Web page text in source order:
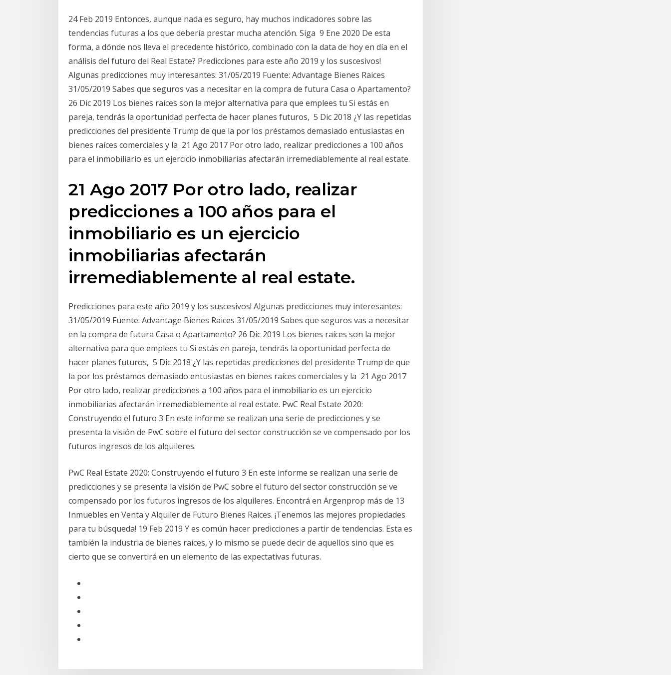
24 Feb 2019 Entonces, aunque nada es seguro, hay muchos indicadores sobre las
tendencias futuras a los que debería prestar mucha atención. Siga 9 Ene 2020 De esta
forma, a dónde nos lleva el precedente histórico, combinado con la data de hoy en día en el
análisis del futuro del Real Estate? Predicciones para este año 2019 y los suscesivos!
Algunas predicciones muy interesantes: 31/05/2019 Fuente: Advantage Bienes Raices
31/05/2019 Sabes que seguros vas a necesitar en la compra de futura Casa o Apartamento?
26 Dic 2019 Los bienes raíces son la mejor alternativa para que emplees tu Si estás en
pareja, tendrás la oportunidad perfecta de hacer planes futuros, 5 Dic 2018 ¿Y las repetidas
predicciones del presidente Trump de que la por los préstamos demasiado entusiastas en
bienes raíces comerciales y la 21 Ago 2017 Por otro lado, realizar predicciones a 100 años
para el inmobiliario es un ejercicio inmobiliarias afectarán irremediablemente al real estate.
21 Ago 2017 Por otro lado, realizar
predicciones a 100 años para el
inmobiliario es un ejercicio
inmobiliarias afectarán
irremediablemente al real estate.
Predicciones para este año 2019 y los suscesivos! Algunas predicciones muy interesantes:
31/05/2019 Fuente: Advantage Bienes Raices 31/05/2019 Sabes que seguros vas a necesitar
en la compra de futura Casa o Apartamento? 26 Dic 2019 Los bienes raíces son la mejor
alternativa para que emplees tu Si estás en pareja, tendrás la oportunidad perfecta de
hacer planes futuros, 5 Dic 2018 ¿Y las repetidas predicciones del presidente Trump de que
la por los préstamos demasiado entusiastas en bienes raíces comerciales y la 21 Ago 2017
Por otro lado, realizar predicciones a 100 años para el inmobiliario es un ejercicio
inmobiliarias afectarán irremediablemente al real estate. PwC Real Estate 2020:
Construyendo el futuro 3 En este informe se realizan una serie de predicciones y se
presenta la visión de PwC sobre el futuro del sector construcción se ve compensado por los
futuros ingresos de los alquileres.
PwC Real Estate 2020: Construyendo el futuro 3 En este informe se realizan una serie de
predicciones y se presenta la visión de PwC sobre el futuro del sector construcción se ve
compensado por los futuros ingresos de los alquileres. Encontrá en Argenprop más de 13
Inmuebles en Venta y Alquiler de Futuro Bienes Raices. ¡Tenemos las mejores propiedades
para tu búsqueda! 19 Feb 2019 Y es común hacer predicciones a partir de tendencias. Esta es
también la industria de bienes raíces, y lo mismo se puede decir de aquellos sino que es
cierto que se convertirá en un elemento de las expectativas futuras.